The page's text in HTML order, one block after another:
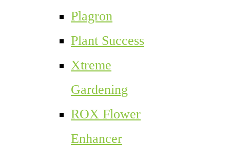
Plagron
Plant Success
Xtreme
Gardening
ROX Flower
Enhancer